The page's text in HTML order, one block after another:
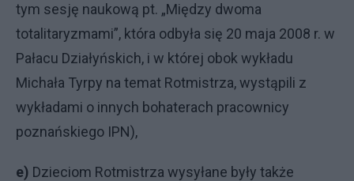
tym sesję naukową pt. „Między dwoma
totalitaryzmami”, która odbyła się 20 maja 2008 r. w
Pałacu Działyńskich, i w której obok wykładu
Michała Tyrpy na temat Rotmistrza, wystąpili z
wykładami o innych bohaterach pracownicy
poznańskiego IPN),
e) Dzieciom Rotmistrza wysyłane były także